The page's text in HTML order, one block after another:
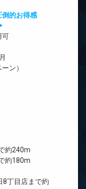
倒的お得感
可
ン）
約240m
約180m
8丁目店まで約